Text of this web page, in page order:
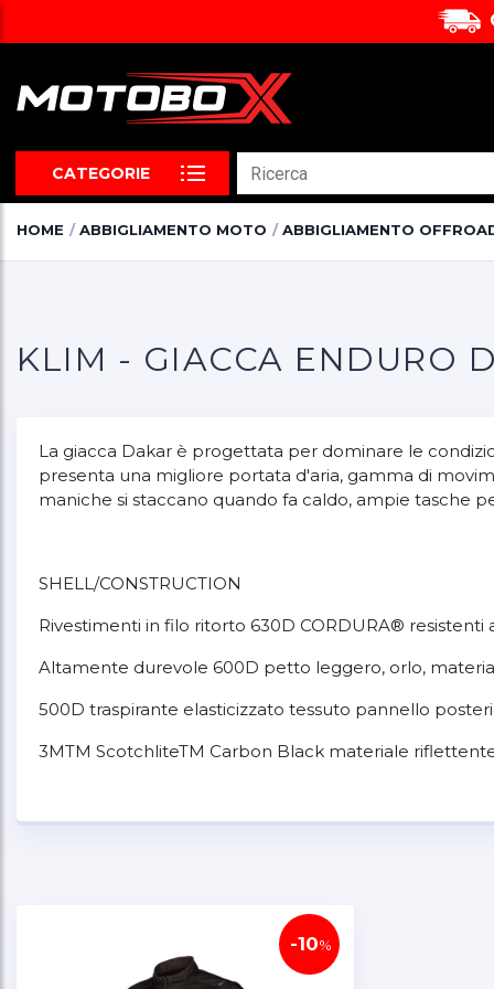
CATEGORIE
HOME ABBIGLIAMENTO MOTO ABBIGLIAMENTO
KLIM - GIACCA ENDURO
La giacca Dakar è progettata per dominare le
presenta una migliore portata d'aria, gamma di
maniche si staccano quando fa caldo, ampie tasche
SHELL/CONSTRUCTION
Rivestimenti in filo ritorto 630D CORDURA®
Altamente durevole 600D petto leggero, orlo,
500D traspirante elasticizzato tessuto pannello
3MTM ScotchliteTM Carbon Black materiale
Include indietro, spalla e gomito pad tasche
-10%